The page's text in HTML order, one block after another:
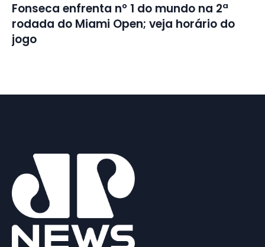
Fonseca enfrenta nº 1 do mundo na 2ª
rodada do Miami Open; veja horário do
jogo